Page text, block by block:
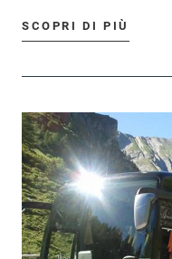
SCOPRI DI PIÙ